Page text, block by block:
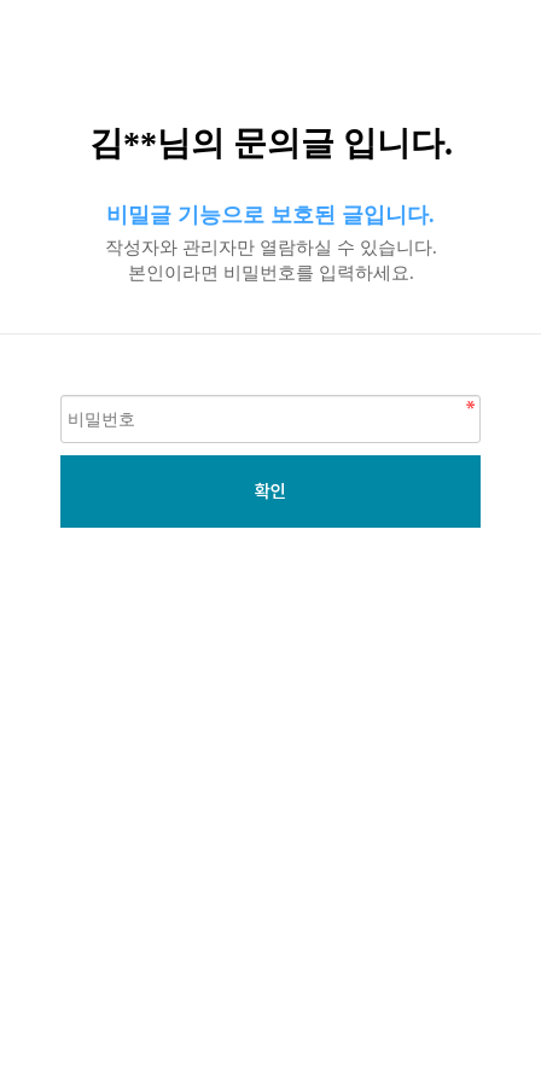
김**님의 문의글 입니다.
비밀글 기능으로 보호된 글입니다.
작성자와 관리자만 열람하실 수 있습니다.
본인이라면 비밀번호를 입력하세요.